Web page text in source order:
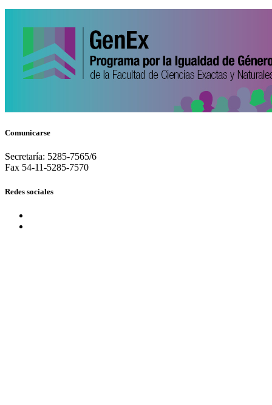
Comunicarse
Secretaría: 5285-7565/6
Fax 54-11-5285-7570
Redes sociales